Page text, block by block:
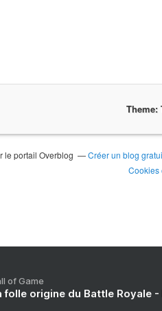
le portail Overblog Créer un blog
Cookies
of Game
folle origine du Battle Royale -